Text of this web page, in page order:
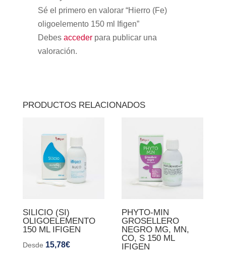
Sé el primero en valorar “Hierro (Fe)
oligoelemento 150 ml Ifigen”
Debes accederpara publicar una
valoración.
PRODUCTOS RELACIONADOS
SILICIO (SI)
OLIGOELEMENTO
150 ML IFIGEN
Desde 15,78€
PHYTO-MIN
GROSELLERO
NEGRO MG, MN,
CO, S 150 ML
IFIGEN